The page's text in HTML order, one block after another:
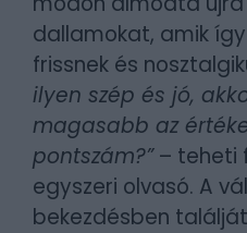
dallamokat, amik
frissnek és
ilyen szép és jó,
magasabb az
pontszám?”– teheti
egyszeri olvasó. A
bekezdésben